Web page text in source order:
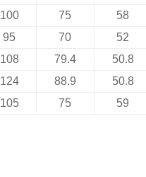
100 75 58
95 70 52
108 79.4 50.8
124 88.9 50.8
105 75 59